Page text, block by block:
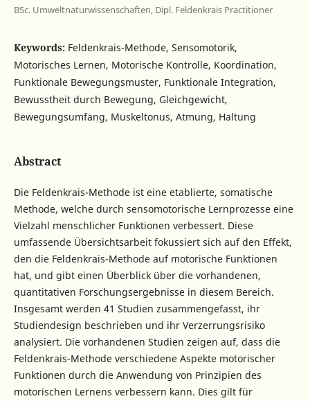
BSc. Umweltnaturwissenschaften, Dipl. Feldenkrais Practitioner
Keywords: Feldenkrais-Methode, Sensomotorik,
Motorisches Lernen, Motorische Kontrolle, Koordination,
Funktionale Bewegungsmuster, Funktionale Integration,
Bewusstheit durch Bewegung, Gleichgewicht,
Bewegungsumfang, Muskeltonus, Atmung, Haltung
Abstract
Die Feldenkrais-Methode ist eine etablierte, somatische
Methode, welche durch sensomotorische Lernprozesse eine
Vielzahl menschlicher Funktionen verbessert. Diese
umfassende Übersichtsarbeit fokussiert sich auf den Effekt,
den die Feldenkrais-Methode auf motorische Funktionen
hat, und gibt einen Überblick über die vorhandenen,
quantitativen Forschungsergebnisse in diesem Bereich.
Insgesamt werden 41 Studien zusammengefasst, ihr
Studiendesign beschrieben und ihr Verzerrungsrisiko
analysiert. Die vorhandenen Studien zeigen auf, dass die
Feldenkrais-Methode verschiedene Aspekte motorischer
Funktionen durch die Anwendung von Prinzipien des
motorischen Lernens verbessern kann. Dies gilt für